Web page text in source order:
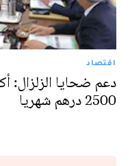
اقتصاد
2500 درهم شهريا